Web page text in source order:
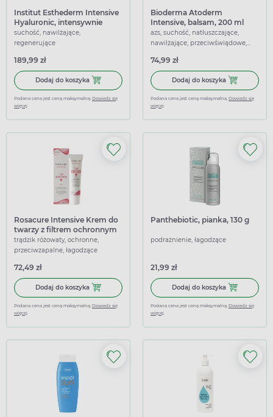
Institut Esthederm Intensive
Hyaluronic, intensywnie
nawilżająca maseczka do
skóry suchej, 75 ml
suchość, nawilżające,
regenerujące
189,99 zł
Dodaj do koszyka Dodaj do koszyka Institut Esthederm Intensive
Podana cena jest ceną maksymalną. Dowiedz się
więcej
Bioderma Atoderm
Intensive, balsam, 200 ml
azs, suchość, natłuszczające,
nawilżające, przeciwświądowe,
74,99 zł
Dodaj do koszyka Dodaj do
Podana cena jest ceną maksymalną. Dowiedz się
więcej
Rosacure Intensive Krem do
twarzy z filtrem ochronnym
SPF 30, 30 ml
trądzik różowaty, ochronne,
przeciwzapalne, łagodzące
72,49 zł
Dodaj do koszyka Dodaj do koszyka Rosacure Intensive Krem do twarzy z
Podana cena jest ceną maksymalną. Dowiedz się
więcej
Panthebiotic, pianka, 130 g
podrażnienie, łagodzące
21,99 zł
Dodaj do koszyka Dodaj do
Podana cena jest ceną maksymalną. Dowiedz się
więcej